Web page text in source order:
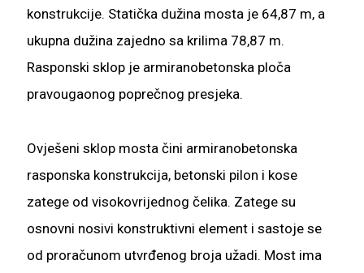
konstrukcije. Statička dužina mosta je 64,87 m, a
ukupna dužina zajedno sa krilima 78,87 m.
Rasponski sklop je armiranobetonska ploča
pravougaonog poprečnog presjeka.
Ovješeni sklop mosta čini armiranobetonska
rasponska konstrukcija, betonski pilon i kose
zatege od visokovrijednog čelika. Zatege su
osnovni nosivi konstruktivni element i sastoje se
od proračunom utvrđenog broja užadi. Most ima